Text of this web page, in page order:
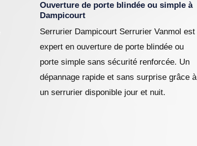
Ouverture de porte blindée ou simple à
Dampicourt
Serrurier Dampicourt Serrurier Vanmol est
expert en ouverture de porte blindée ou
porte simple sans sécurité renforcée. Un
dépannage rapide et sans surprise grâce à
un serrurier disponible jour et nuit.